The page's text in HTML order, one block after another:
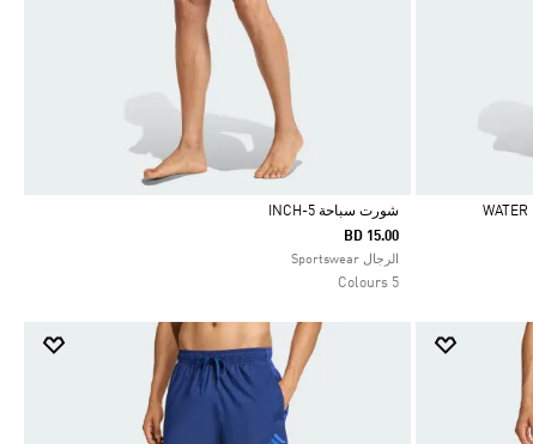
Selected
شورت سباحة 5-INCH
BD 15.00
الرجال Sportswear
5 Colours